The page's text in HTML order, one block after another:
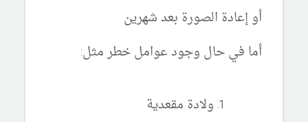
أو إعادة الصورة بعد شهرين
أما في حال وجود عوامل خطر مثل:
ولادة مقعدية